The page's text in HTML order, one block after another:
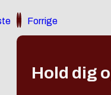
Forrige
Hold dig